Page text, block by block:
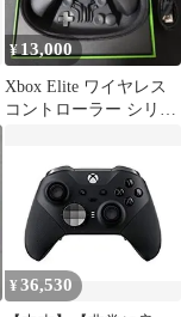
¥13,000
Xbox Elite ワイヤレス
コントローラー シリー
¥36,530